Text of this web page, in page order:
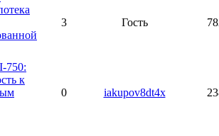
3 Гость
750:
к
0 iakupov8dt4x